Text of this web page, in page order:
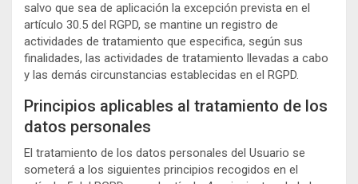
salvo que sea de aplicación la excepción prevista en el
artículo 30.5 del RGPD, se mantine un registro de
actividades de tratamiento que especifica, según sus
finalidades, las actividades de tratamiento llevadas a cabo
y las demás circunstancias establecidas en el RGPD.
Principios aplicables al tratamiento de los
datos personales
El tratamiento de los datos personales del Usuario se
someterá a los siguientes principios recogidos en el